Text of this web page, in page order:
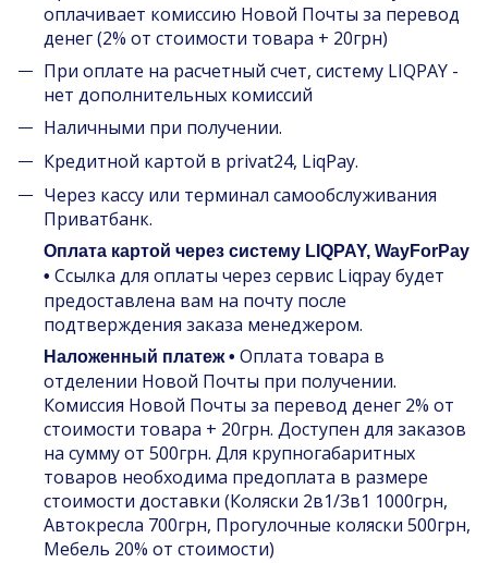
оплачивает комиссию Новой Почты за перевод
денег (2% от стоимости товара + 20грн)
При оплате на расчетный счет, систему LIQPAY -
нет дополнительных комиссий
Наличными при получении.
Кредитной картой в privat24, LiqPay.
Через кассу или терминал самообслуживания
Приватбанк.
Оплата картой через систему LIQPAY, WayForPay
• Ссылка для оплаты через сервис Liqpay будет
предоставлена вам на почту после
подтверждения заказа менеджером.
Наложенный платеж • Оплата товара в
отделении Новой Почты при получении.
Комиссия Новой Почты за перевод денег 2% от
стоимости товара + 20грн. Доступен для заказов
на сумму от 500грн. Для крупногабаритных
товаров необходима предоплата в размере
стоимости доставки (Коляски 2в1/3в1 1000грн,
Автокресла 700грн, Прогулочные коляски 500грн,
Мебель 20% от стоимости)